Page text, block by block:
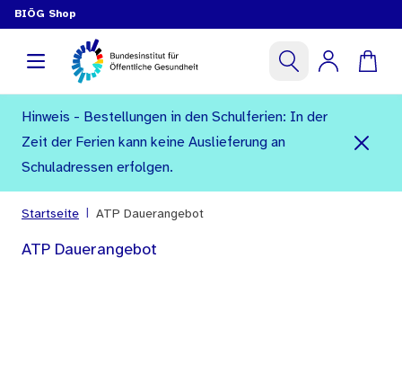
BIÖG Shop
Hinweis - Bestellungen in den Schulferien: In der
Zeit der Ferien kann keine Auslieferung an
Schuladressen erfolgen.
Startseite ATP Dauerangebot
ATP Dauerangebot